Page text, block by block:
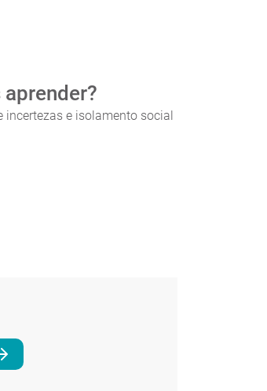
incertezas e isolamento social